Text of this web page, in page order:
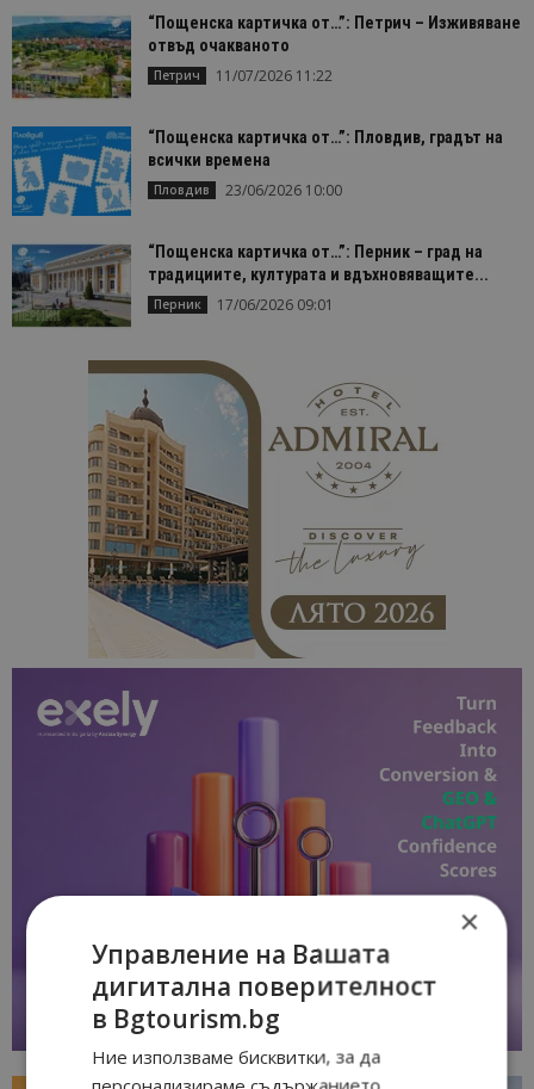
“Пощенска картичка от…”: Петрич – Изживяване
отвъд очакваното
Петрич 11/07/2026 11:22
“Пощенска картичка от…”: Пловдив, градът на
всички времена
Пловдив 23/06/2026 10:00
“Пощенска картичка от…”: Перник – град на
традициите, културата и вдъхновяващите...
Перник 17/06/2026 09:01
×
Управление на Вашата
дигитална поверителност
в Bgtourism.bg
Ние използваме бисквитки, за да